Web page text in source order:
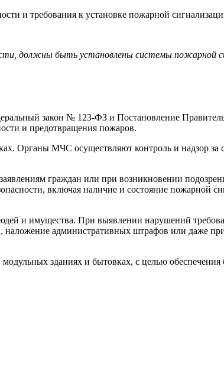
и требования к установке пожарной
должны быть установлены системы пожарной
закон № 123-ФЗ и Постановление
и предотвращения пожаров.
Органы МЧС осуществляют контроль и надзор за
граждан или при возникновении
включая наличие и состояние пожарной
и имущества. При выявлении нарушений
административных штрафов или даже
зданиях и бытовках, с целью обеспечения